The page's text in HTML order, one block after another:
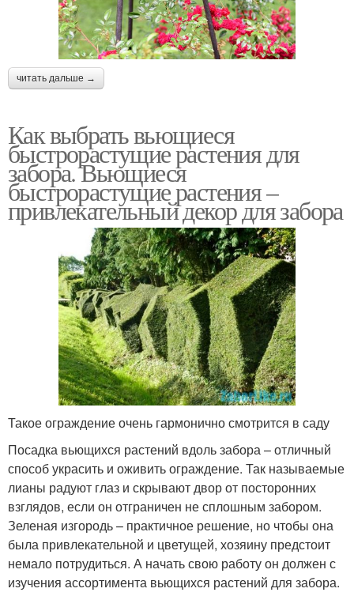
читать дальше →
Как выбрать вьющиеся
быстрорастущие растения для
забора. Вьющиеся
быстрорастущие растения –
привлекательный декор для забора
Такое ограждение очень гармонично смотрится в саду
Посадка вьющихся растений вдоль забора – отличный
способ украсить и оживить ограждение. Так называемые
лианы радуют глаз и скрывают двор от посторонних
взглядов, если он отграничен не сплошным забором.
Зеленая изгородь – практичное решение, но чтобы она
была привлекательной и цветущей, хозяину предстоит
немало потрудиться. А начать свою работу он должен с
изучения ассортимента вьющихся растений для забора.